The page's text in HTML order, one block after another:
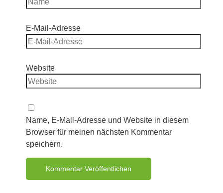
E-Mail-Adresse
Website
Name, E-Mail-Adresse und Website in diesem
Browser für meinen nächsten Kommentar
speichern.